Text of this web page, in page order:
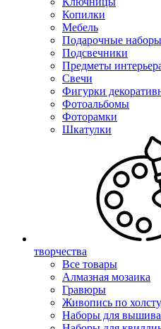
Копилки
Мебель
Подарочные наборы
Подсвечники
Предметы
Свечи
Фигурки
Фотоальбомы
Фоторамки
Шкатулки
творчества
Все товары
Алмазная мозаика
Гравюры
Живопись по
Наборы для